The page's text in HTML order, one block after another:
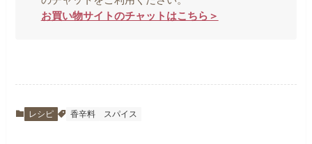
お買い物サイトのチャットはこちら＞
レシピ 香辛料 スパイス